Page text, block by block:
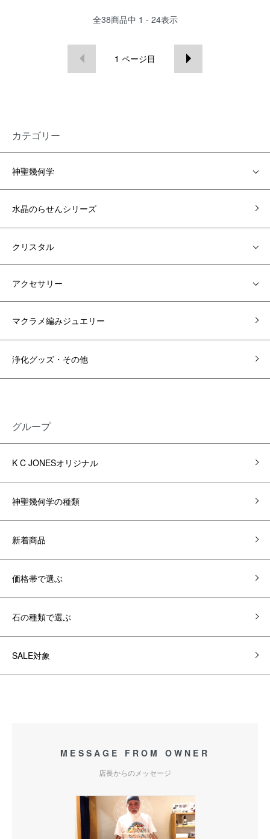
全38商品中 1 - 24表示
1 ページ目
カテゴリー
神聖幾何学
水晶のらせんシリーズ
クリスタル
アクセサリー
マクラメ編みジュエリー
浄化グッズ・その他
グループ
K C JONESオリジナル
神聖幾何学の種類
新着商品
価格帯で選ぶ
石の種類で選ぶ
SALE対象
MESSAGE FROM OWNER
店長からのメッセージ